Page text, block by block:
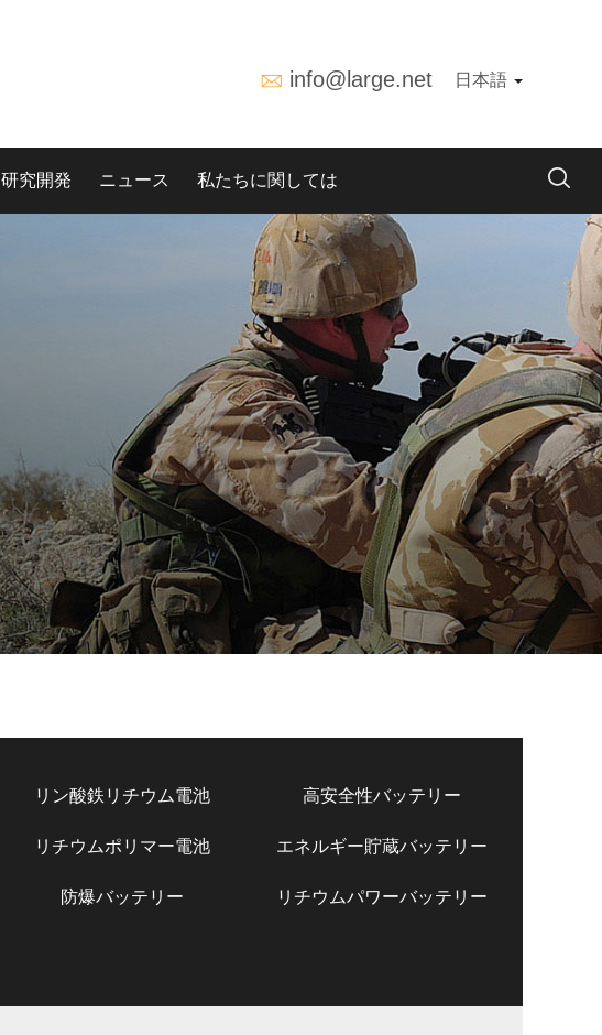
info@large.net 日本語
研究開発 ニュース 私たちに関しては
リン酸鉄リチウム電池 高安全性バッテリー
リチウムポリマー電池 エネルギー貯蔵バッテリー
防爆バッテリー リチウムパワーバッテリー